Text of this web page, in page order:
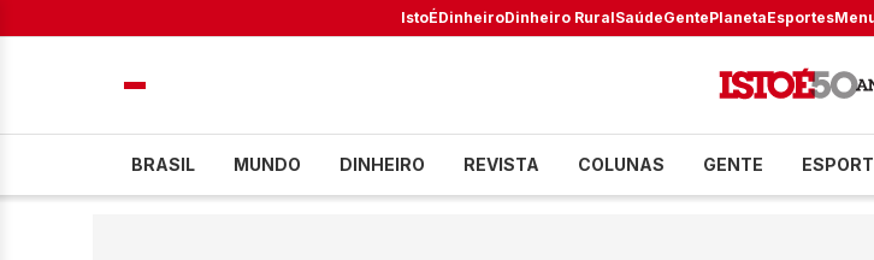
IstoÉDinheiroDinheiro RuralSaúdeGentePlanetaEsportes
BRASIL MUNDO DINHEIRO REVISTA COLUNAS GENTE